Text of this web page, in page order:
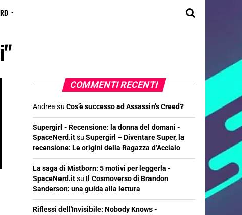
COMMENTI RECENTI
Andrea su Cos’è successo ad Assassin’s Creed?
Supergirl - Recensione: la donna del domani -
SpaceNerd.itsu Supergirl – Diventare Super, la
recensione: Le origini della Ragazza d’Acciaio
La saga di Mistborn: 5 motivi per leggerla -
SpaceNerd.itsu Il Cosmoverso di Brandon
Sanderson: una guida alla lettura
Riflessi dell'Invisibile: Nobody Knows -